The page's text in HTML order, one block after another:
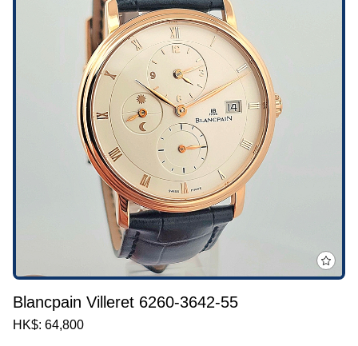
Blancpain Villeret 6260-3642-55
HK$: 64,800